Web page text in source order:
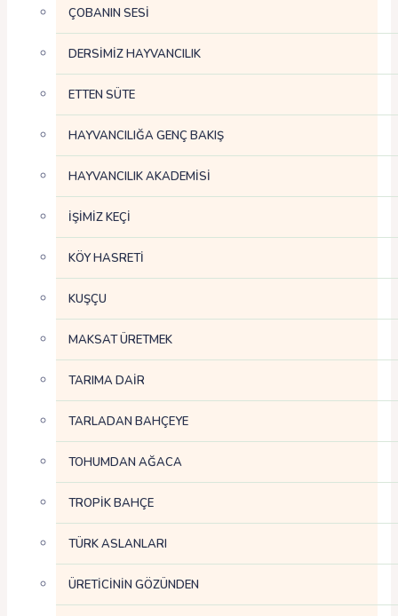
ÇOBANIN SESİ
DERSİMİZ HAYVANCILIK
ETTEN SÜTE
HAYVANCILIĞA GENÇ BAKIŞ
HAYVANCILIK AKADEMİSİ
İŞİMİZ KEÇİ
KÖY HASRETİ
KUŞÇU
MAKSAT ÜRETMEK
TARIMA DAİR
TARLADAN BAHÇEYE
TOHUMDAN AĞACA
TROPİK BAHÇE
TÜRK ASLANLARI
ÜRETİCİNİN GÖZÜNDEN